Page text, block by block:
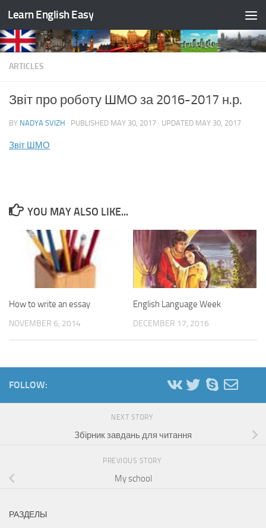
Skip to content
Learn English Easy
ARTICLES
Звіт про роботу ШМО за 2016-2017 н.р.
BY NADYA SVIZH · PUBLISHED MAY 30, 2017 · UPDATED MAY 30, 2017
Звіт ШМО
YOU MAY ALSO LIKE...
How to write an essay
NOVEMBER 6, 2014
English Language Week
DECEMBER 17, 2016
FOLLOW:
NEXT STORY
Збірник завдань для читання
PREVIOUS STORY
My school
РАЗДЕЛЫ